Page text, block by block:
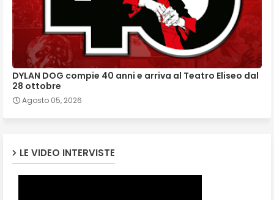
DYLAN DOG compie 40 anni e arriva al Teatro Eliseo dal
28 ottobre
Agosto 05, 2026
LE VIDEO INTERVISTE